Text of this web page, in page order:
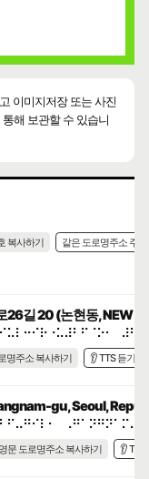
이미지저장 또는 사진
해 보관할 수 있습니
복사하기
같은 도로명주소 주
26길 20 (논현동, NEW
명주소 복사하기 👂 TTS 듣기
gu, Seoul,
문 도로명주소 복사하기 👂 TTS